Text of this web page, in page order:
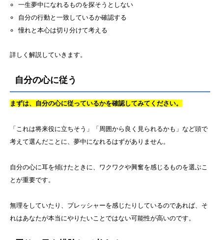
一生夢中になれるものを探そうとしない
自分の行動と一致しているか確認する
憧れと本心は切り分けて考える
詳しく解説していきます。
自分の心に従う
まずは、自分の心に従っているかを確認してみてください。
「これは将来役に立ちそう」「周囲から良く見られるかも」など頭で
考えて選んだことに、夢中になれるはずがありません。
自分の心に耳を傾けたときに、ワクワクや興奮を感じるものを選ぶこ
とが重要です。
無理をしていたり、プレッシャーを感じたりしているのであれば、そ
れはあなたが本当にやりたいことではない可能性が高いのです。